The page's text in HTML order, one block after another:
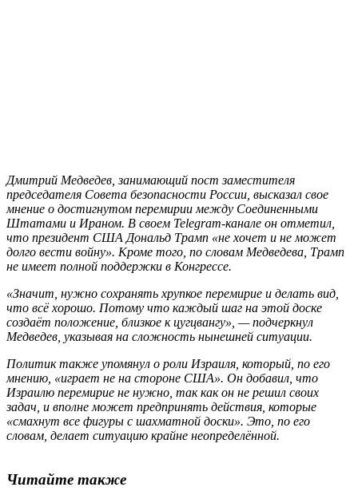
Дмитрий Медведев, занимающий пост заместителя
председателя Совета безопасности России, высказал свое
мнение о достигнутом перемирии между Соединенными
Штатами и Ираном. В своем Telegram-канале он отметил,
что президент США Дональд Трамп «не хочет и не может
долго вести войну». Кроме того, по словам Медведева, Трамп
не имеет полной поддержки в Конгрессе.
«Значит, нужно сохранять хрупкое перемирие и делать вид,
что всё хорошо. Потому что каждый шаг на этой доске
создаёт положение, близкое к цугцвангу», — подчеркнул
Медведев, указывая на сложность нынешней ситуации.
Политик также упомянул о роли Израиля, который, по его
мнению, «играет не на стороне США». Он добавил, что
Израилю перемирие не нужно, так как он не решил своих
задач, и вполне может предпринять действия, которые
«смахнут все фигуры с шахматной доски». Это, по его
словам, делает ситуацию крайне неопределённой.
Читайте также